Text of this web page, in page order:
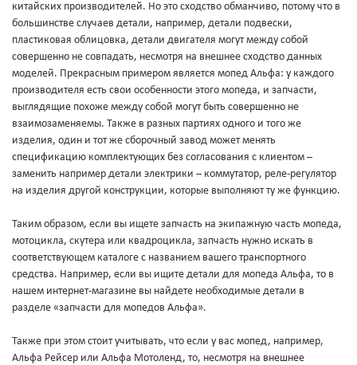
китайских производителей. Но это сходство обманчиво, потому что в
большинстве случаев детали, например, детали подвески,
пластиковая облицовка, детали двигателя могут между собой
совершенно не совпадать, несмотря на внешнее сходство данных
моделей. Прекрасным примером является мопед Альфа: у каждого
производителя есть свои особенности этого мопеда, и запчасти,
выглядящие похоже между собой могут быть совершенно не
взаимозаменяемы. Также в разных партиях одного и того же
изделия, один и тот же сборочный завод может менять
спецификацию комплектующих без согласования с клиентом –
заменить например детали электрики – коммутатор, реле-регулятор
на изделия другой конструкции, которые выполняют ту же функцию.
Таким образом, если вы ищете запчасть на экипажную часть мопеда,
мотоцикла, скутера или квадроцикла, запчасть нужно искать в
соответствующем каталоге с названием вашего транспортного
средства. Например, если вы ищите детали для мопеда Альфа, то в
нашем интернет-магазине вы найдете необходимые детали в
разделе «запчасти для мопедов Альфа».
Также при этом стоит учитывать, что если у вас мопед, например,
Альфа Рейсер или Альфа Мотоленд, то, несмотря на внешнее